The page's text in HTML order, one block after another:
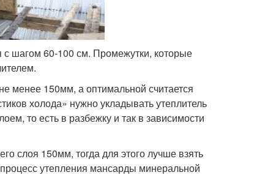
шагом 60-100 см. Промежутки, которые
менее 150мм, а оптимальной считается
холода» нужно укладывать утеплитель
то есть в разбежку и так в зависимости
слоя 150мм, тогда для этого лучше взять
утепления мансарды минеральной